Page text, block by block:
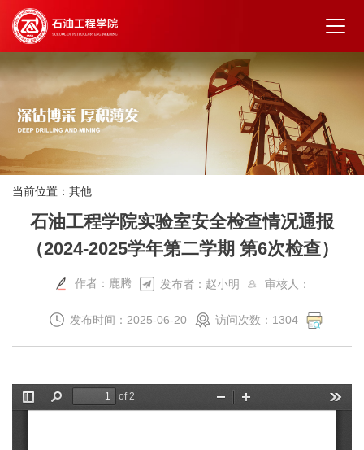
当前位置： 其他
石油工程学院实验室安全检查情况通报
（2024-2025学年第二学期 第6次检查）
作者：鹿腾 发布者：赵小明 审核人：
发布时间：2025-06-20 访问次数： 1304